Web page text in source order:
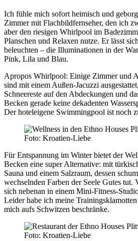
Ich fühle mich sofort heimisch und
Zimmer mit Flachbildfernseher, den ich
aber den riesigen Whirlpool im
Planschen und Relaxen nutze. Er lässt
beleuchten – die Illuminationen in der
Pink, Lila und Blau.
Apropos Whirlpool: Einige Zimmer und
sind mit einem Außen-Jacuzzi
Schneereste auf den Abdeckungen und
Becken gerade keine dekadenten
Der hoteleigene Swimmingpool ist noch
Foto: Kroatien-Liebe
Für Entspannung im Winter bietet der
Becken eine super Alternative: mit
Sauna und einem Salzraum, dessen
wechselnden Farben der Seele Gutes tut.
sich nebenan in einem Mini-Fitness-
Leider habe ich meine
mich aufs Schwitzen beschränke.
Foto: Kroatien-Liebe